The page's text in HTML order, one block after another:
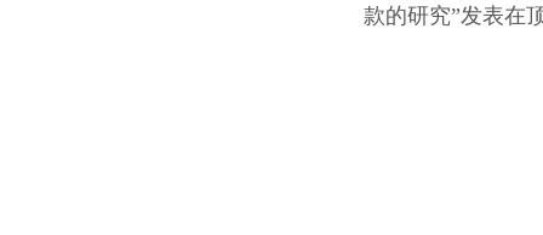
款的研究”发表在